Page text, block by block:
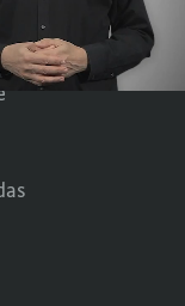
aber
VOR
DEM
DES
VOR
DEM